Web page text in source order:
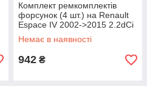
Комплект ремкомплектів
форсунок (4 шт.) на Renault
Espace IV 2002->2015 2.2dCi
— NTY - BWP-PL-005
Немає в наявності
942 ₴